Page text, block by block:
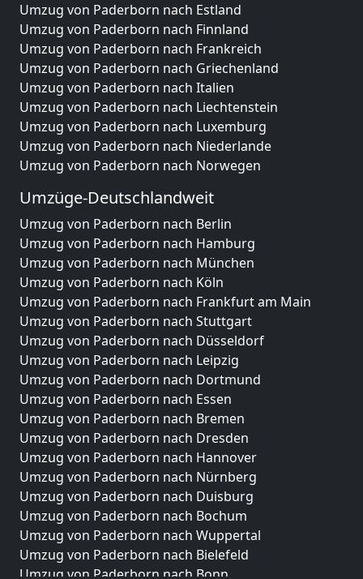
Umzug von Paderborn nach Estland
Umzug von Paderborn nach Finnland
Umzug von Paderborn nach Frankreich
Umzug von Paderborn nach Griechenland
Umzug von Paderborn nach Italien
Umzug von Paderborn nach Liechtenstein
Umzug von Paderborn nach Luxemburg
Umzug von Paderborn nach Niederlande
Umzug von Paderborn nach Norwegen
Umzüge-Deutschlandweit
Umzug von Paderborn nach Berlin
Umzug von Paderborn nach Hamburg
Umzug von Paderborn nach München
Umzug von Paderborn nach Köln
Umzug von Paderborn nach Frankfurt am Main
Umzug von Paderborn nach Stuttgart
Umzug von Paderborn nach Düsseldorf
Umzug von Paderborn nach Leipzig
Umzug von Paderborn nach Dortmund
Umzug von Paderborn nach Essen
Umzug von Paderborn nach Bremen
Umzug von Paderborn nach Dresden
Umzug von Paderborn nach Hannover
Umzug von Paderborn nach Nürnberg
Umzug von Paderborn nach Duisburg
Umzug von Paderborn nach Bochum
Umzug von Paderborn nach Wuppertal
Umzug von Paderborn nach Bielefeld
Umzug von Paderborn nach Bonn